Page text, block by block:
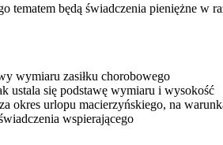
tematem będą świadczenia pieniężne
wymiaru zasiłku chorobowego
ustala się podstawę wymiaru i wysokość
okres urlopu macierzyńskiego, na
wspierającego